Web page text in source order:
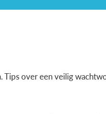
over een veilig